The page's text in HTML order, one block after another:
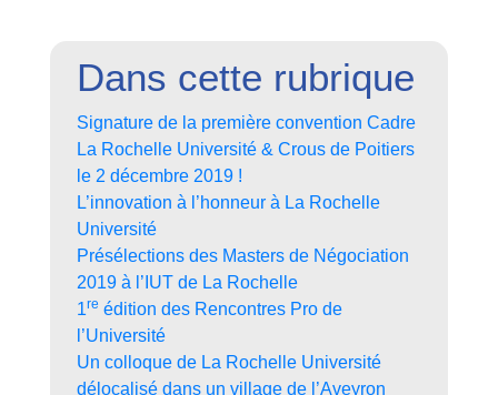
Dans cette rubrique
Signature de la première convention Cadre
La Rochelle Université & Crous de Poitiers
le 2 décembre 2019 !
L’innovation à l’honneur à La Rochelle
Université
Présélections des Masters de Négociation
2019 à l’IUT de La Rochelle
1re édition des Rencontres Pro de
l’Université
Un colloque de La Rochelle Université
délocalisé dans un village de l’Aveyron